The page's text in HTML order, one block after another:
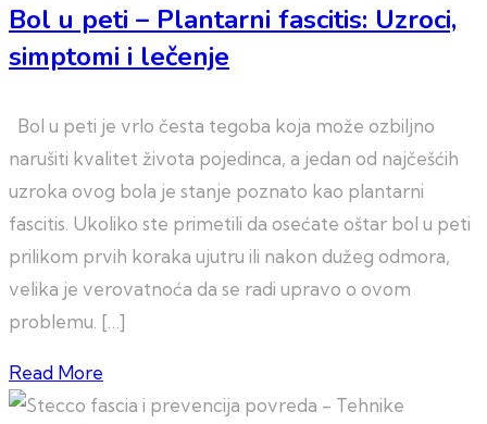
Bol u peti – Plantarni fascitis: Uzroci,
simptomi i lečenje
Bol u peti je vrlo česta tegoba koja može ozbiljno
narušiti kvalitet života pojedinca, a jedan od najčešćih
uzroka ovog bola je stanje poznato kao plantarni
fascitis. Ukoliko ste primetili da osećate oštar bol u peti
prilikom prvih koraka ujutru ili nakon dužeg odmora,
velika je verovatnoća da se radi upravo o ovom
problemu. […]
Read More